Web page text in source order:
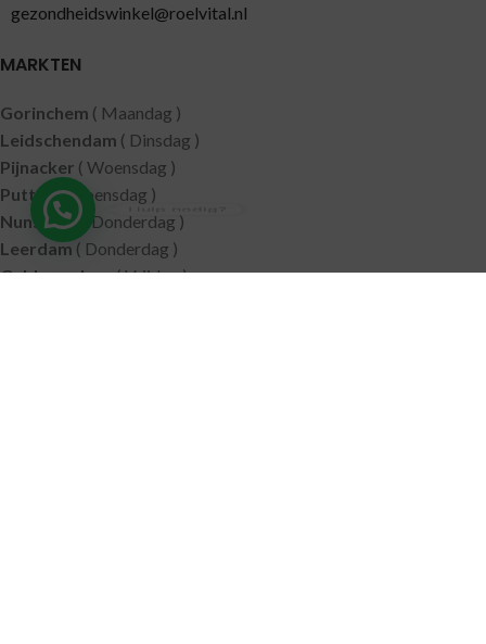
gezondheidswinkel@roelvital.nl
MARKTEN
Gorinchem ( Maandag )
Leidschendam ( Dinsdag )
Pijnacker ( Woensdag )
Putten( Woensdag )
Nunspeet( Donderdag )
Leerdam( Donderdag )
Geldermalsen( Vrijdag )
Hulp nodig?